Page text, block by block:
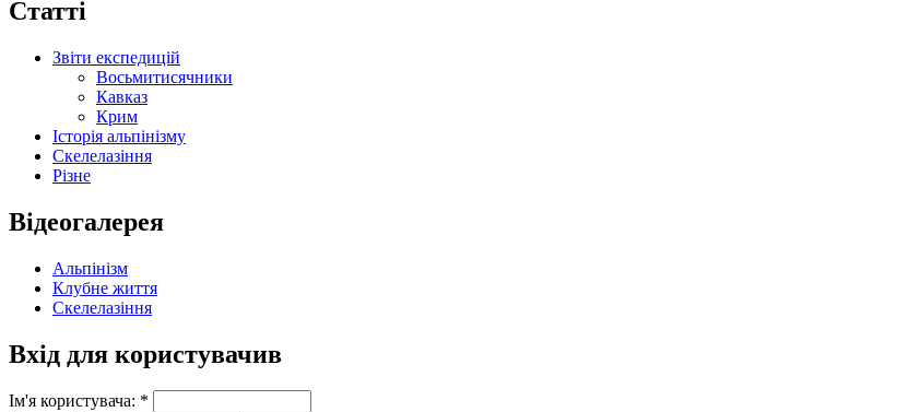
Статті
Звіти експедицій
Восьмитисячники
Кавказ
Крим
Історія альпінізму
Скелелазіння
Різне
Відеогалерея
Альпінізм
Клубне життя
Скелелазіння
Вхід для користувачив
Ім'я користувача: *